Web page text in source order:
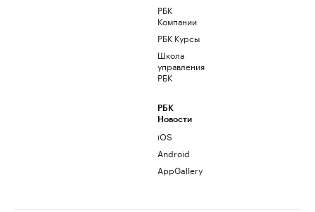
РБК
Компании
РБК Курсы
Школа
управления
РБК
РБК
Новости
iOS
Android
AppGallery